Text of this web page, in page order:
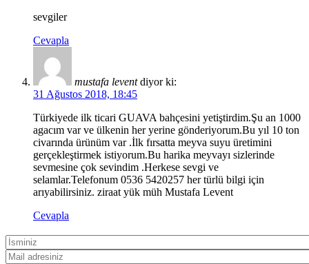
sevgiler
Cevapla
mustafa levent diyor ki:
31 Ağustos 2018, 18:45
Türkiyede ilk ticari GUAVA bahçesini yetiştirdim.Şu an 1000
agacım var ve ülkenin her yerine gönderiyorum.Bu yıl 10 ton
civarında ürünüm var .İlk fırsatta meyva suyu üretimini
gerçekleştirmek istiyorum.Bu harika meyvayı sizlerinde
sevmesine çok sevindim .Herkese sevgi ve
selamlar.Telefonum 0536 5420257 her türlü bilgi için
arıyabilirsiniz. ziraat yük müh Mustafa Levent
Cevapla